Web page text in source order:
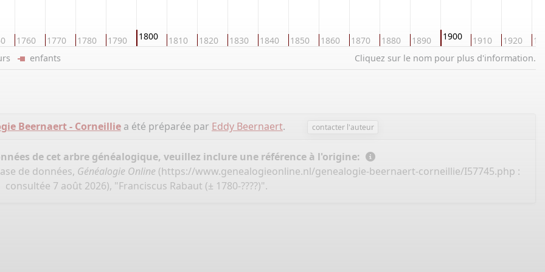
1760 1770 1780 1790 1800 1810 1820 1830 1840 1850 1860 1870 1880 1890 1900 1910 1920
Cliquez sur le nom pour plus d'information.
enfants
Beernaert - Corneilliea été préparée par Eddy Beernaert. contacter l'auteur
de cet arbre généalogique, veuillez inclure une référence à l'origine:
de données, Généalogie Online (https://www.genealogieonline.nl/genealogie-beernaert-corneillie/I57745.php :
consultée 7 août 2026), "Franciscus Rabaut (± 1780-????)".